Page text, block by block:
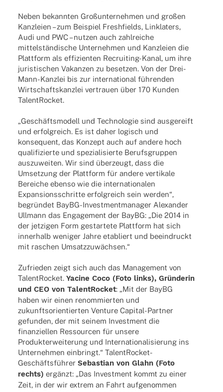
Neben bekann­ten Groß­un­ter­neh­men und großen
Kanz­leien – zum Beispiel Fresh­fields, Link­la­ters,
Audi und PWC – nutzen auch zahl­rei­che
mittel­stän­di­sche Unter­neh­men und Kanz­leien die
Platt­form als effi­zi­en­ten Recrui­­ting-Kanal, um ihre
juris­ti­schen Vakan­zen zu beset­zen. Von der Drei-
Mann-Kanz­­lei bis zur inter­na­tio­nal führen­den
Wirt­schafts­kanz­lei vertrauen über 170 Kunden
TalentRocket.
„Geschäfts­mo­dell und Tech­no­lo­gie sind ausge­reift
und erfolg­reich. Es ist daher logisch und
konse­quent, das Konzept auch auf andere hoch
quali­fi­zierte und spezia­li­sierte Berufs­grup­pen
auszu­wei­ten. Wir sind über­zeugt, dass die
Umset­zung der Platt­form für andere verti­kale
Berei­che ebenso wie die inter­na­tio­na­len
Expan­si­ons­schritte erfolg­reich sein werden“,
begrün­det BayBG-Inves­t­­men­t­­ma­na­­ger Alex­an­der
Ullmann das Enga­ge­ment der BayBG: „Die 2014 in
der jetzi­gen Form gestar­tete Platt­form hat sich
inner­halb weni­ger Jahre etabliert und beein­druckt
mit raschen Umsatzzuwächsen.“
Zufrie­den zeigt sich auch das Manage­ment von
Talen­tRo­cket.Yacine Coco (Foto links), Grün­de­rin
und CEO von Talen­tRo­cket: „Mit der BayBG
haben wir einen renom­mier­ten und
zukunfts­ori­en­tier­ten Venture Capi­­tal-Part­­ner
gefun­den, der mit seinem Invest­ment die
finan­zi­el­len Ressour­cen für unsere
Produkt­er­wei­te­rung und Inter­na­tio­na­li­sie­rung ins
Unter­neh­men einbringt.“ Talen­­tRo­­cket-
Geschäfts­­­füh­­rer Sebas­tian von Glahn (Foto
rechts) ergänzt: „Das Invest­ment kommt zu einer
Zeit, in der wir extrem an Fahrt aufge­nom­men